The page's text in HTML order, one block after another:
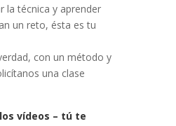
la técnica y aprender
un reto, ésta es tu
con un método y
una clase
vídeos – tú te